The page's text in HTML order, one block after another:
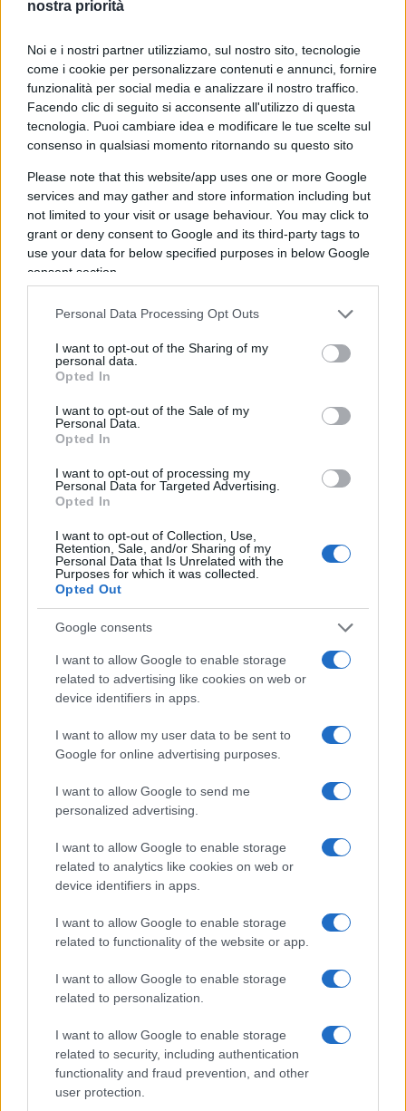
nostra priorità
Noi e i nostri partner utilizziamo, sul nostro sito, tecnologie
come i cookie per personalizzare contenuti e annunci, fornire
funzionalità per social media e analizzare il nostro traffico.
Facendo clic di seguito si acconsente all'utilizzo di questa
tecnologia. Puoi cambiare idea e modificare le tue scelte sul
consenso in qualsiasi momento ritornando su questo sito
Please note that this website/app uses one or more Google
services and may gather and store information including but
not limited to your visit or usage behaviour. You may click to
grant or deny consent to Google and its third-party tags to
use your data for below specified purposes in below Google
consent section.
Personal Data Processing Opt Outs
I want to opt-out of the Sharing of my
personal data.
Opted In
I want to opt-out of the Sale of my
Personal Data.
Opted In
I want to opt-out of processing my
Personal Data for Targeted Advertising.
Opted In
I want to opt-out of Collection, Use,
Retention, Sale, and/or Sharing of my
Personal Data that Is Unrelated with the
Purposes for which it was collected.
Opted Out
Google consents
I want to allow Google to enable storage
related to advertising like cookies on web or
device identifiers in apps.
I want to allow my user data to be sent to
Google for online advertising purposes.
I want to allow Google to send me
personalized advertising.
I want to allow Google to enable storage
related to analytics like cookies on web or
device identifiers in apps.
I want to allow Google to enable storage
related to functionality of the website or app.
I want to allow Google to enable storage
related to personalization.
I want to allow Google to enable storage
related to security, including authentication
functionality and fraud prevention, and other
user protection.
studente, così come individuato, ogni anno, con
circolare apposita del Ministero dell’Istruzione e
del Merito, e diventando così scuole per ricchi,
cosa che le scuole paritarie non desiderano
affatto.
Le Congregazioni, come è facile comprendere,
non riescono più ad indebitarsi per coprire la
differenza fra i costi di gestione e la retta pagata
dalle famiglie.
dalla scuola primaria al liceo, 422.357 alunni
all’infanzia. Senza il voucher, l’epilogo sarebbe
perdere quei 347mila allievi e chiudere (con costi
7.000 euro e diventare, così, scuole elitarie. Ecco
perchè sostengo la proposta di introduzione del
voucher per i genitori che scelgono la scuola
paritaria per i loro figli, così come ogni altra
sinistra, responsabilmente sapranno individuare a
sostegno della libertà di scelta educativa della
famiglia.
Da una parte il pericolo del monopolio
educativo incombe drammaticamente sul
, dall’altra i fatti di cronaca che
vedono i giovani protagonisti di atti di violenza ci
nella formazione e nell’educazione dei giovani. E il
voucher proposto non ne è che il primo passo.
Chiedo a tutte le forze politiche uno scatto di
responsabilità, agendo non sulla base
dell’ideologia ma della conoscenza. Solo così si
onorano quei cittadini che, giorno dopo giorno,
lavorano, si impegnano, pagano le tasse,
assolvono ai propri doveri e attendono che i
propri diritti, tutti, siano garantiti, mantenuti,
Suor Anna Monia Alfieri, 16 novembre 2024